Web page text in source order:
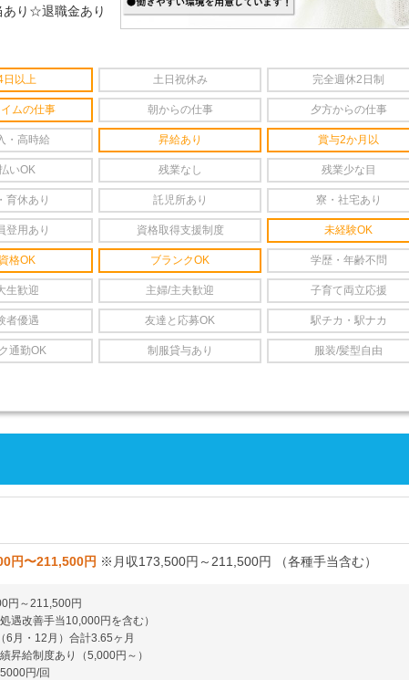
り☆退職金あり
日以上 土日祝休み 完全週休2日制
ムの仕事 朝からの仕事 夕方からの仕事
・高時給 昇給あり 賞与2か月以
いOK 残業なし 残業少な目
育休あり 託児所あり 寮・社宅あり
登用あり 資格取得支援制度 未経験OK
格OK ブランクOK 学歴・年齢不問
生歓迎 主婦/主夫歓迎 子育て両立応援
者優遇 友達と応募OK 駅チカ・駅ナカ
通勤OK 制服貸与あり 服装/髪型自由
円〜211,500円 ※月収173,500円～211,500円 （各種手当含む）
円～211,500円
処遇改善手当10,000円を含む）
6月・12月）合計3.65ヶ月
昇給制度あり（5,000円～）
円/回